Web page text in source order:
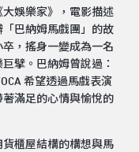
大娛樂家》，電影描述
巴納姆馬戲團」的故
，搖身一變成為一名
擘。巴納姆曾說過：
希望透過馬戲表演
滿足的心情與愉悅的
櫃屋結構的構想與馬